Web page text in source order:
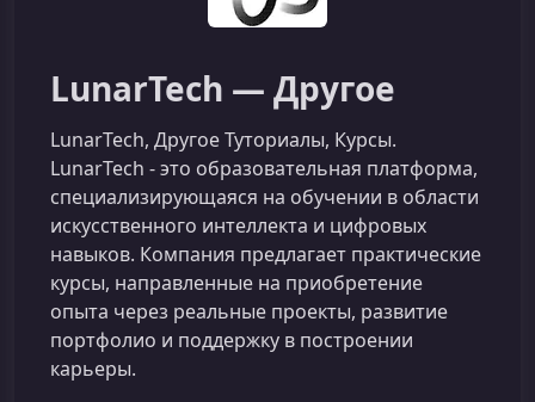
LunarTech — Другое
LunarTech, Другое Туториалы, Курсы.
LunarTech - это образовательная платформа,
специализирующаяся на обучении в области
искусственного интеллекта и цифровых
навыков. Компания предлагает практические
курсы, направленные на приобретение
опыта через реальные проекты, развитие
портфолио и поддержку в построении
карьеры.